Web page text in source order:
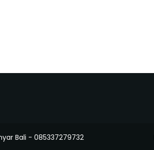
Bali - 085337279732